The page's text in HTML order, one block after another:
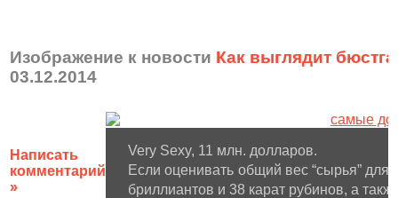
Изображение к новости Как выглядит
03.12.2014
Написать
комментарий
»
Very Sexy, 11 млн. долларов.
Если оценивать общий вес “сырья” для
бриллиантов и 38 карат рубинов, а